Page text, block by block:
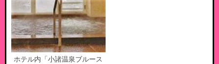
ホテル内「小諸温泉ブルース